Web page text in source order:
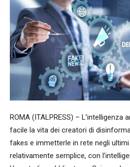
ROMA (ITALPRESS) – L’intelligenza
facile la vita dei creatori di
fakes e immetterle in rete negli
relativamente semplice, con